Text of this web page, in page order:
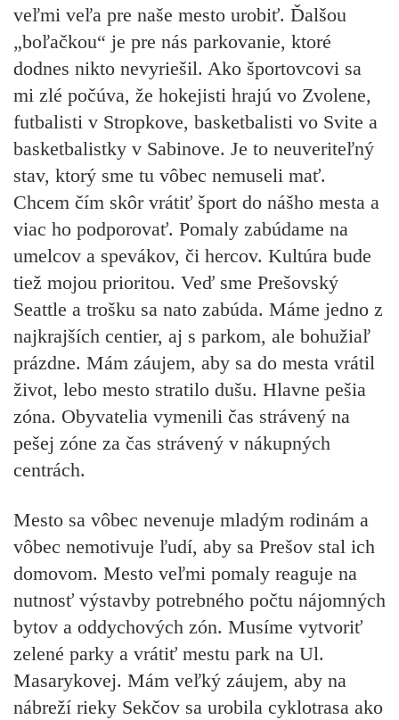
veľmi veľa pre naše mesto urobiť. Ďalšou
„boľačkou“ je pre nás parkovanie, ktoré
dodnes nikto nevyriešil. Ako športovcovi sa
mi zlé počúva, že hokejisti hrajú vo Zvolene,
futbalisti v Stropkove, basketbalisti vo Svite a
basketbalistky v Sabinove. Je to neuveriteľný
stav, ktorý sme tu vôbec nemuseli mať.
Chcem čím skôr vrátiť šport do nášho mesta a
viac ho podporovať. Pomaly zabúdame na
umelcov a spevákov, či hercov. Kultúra bude
tiež mojou prioritou. Veď sme Prešovský
Seattle a trošku sa nato zabúda. Máme jedno z
najkrajších centier, aj s parkom, ale bohužiaľ
prázdne. Mám záujem, aby sa do mesta vrátil
život, lebo mesto stratilo dušu. Hlavne pešia
zóna. Obyvatelia vymenili čas strávený na
pešej zóne za čas strávený v nákupných
centrách.
Mesto sa vôbec nevenuje mladým rodinám a
vôbec nemotivuje ľudí, aby sa Prešov stal ich
domovom. Mesto veľmi pomaly reaguje na
nutnosť výstavby potrebného počtu nájomných
bytov a oddychových zón. Musíme vytvoriť
zelené parky a vrátiť mestu park na Ul.
Masarykovej. Mám veľký záujem, aby na
nábreží rieky Sekčov sa urobila cyklotrasa ako